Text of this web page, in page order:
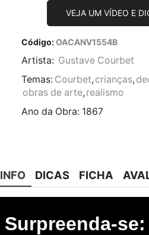
VEJA UM VÍDEO E
Código:OACANV1554B
Artista: Gustave Courbet
Temas: Courbet, crianças,
obras de arte, realismo
Ano da Obra: 1867
INFO DICAS FICHA
Surpreenda-